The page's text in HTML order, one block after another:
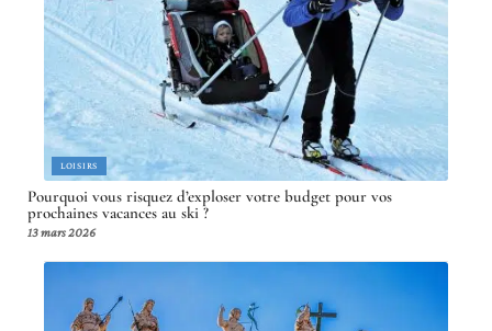
LOISIRS
Pourquoi vous risquez d’exploser votre budget pour vos
prochaines vacances au ski ?
13 mars 2026